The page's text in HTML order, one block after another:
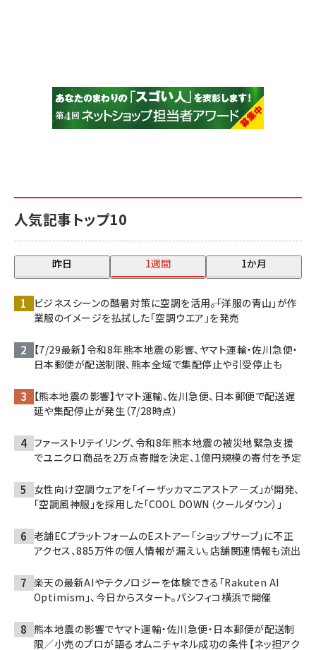
人気記事トップ10
昨日 1週間 1か月
ビジネスシーンの酷暑対策に空調を活用――。「洋服の青山」が作
業服のイメージを払拭した「空調ウエア」を発売
【7/29最新】令和8年熊本地震の影響、ヤマト運輸・佐川急便・
日本郵便が配送制限、熊本全域で集配停止や引受停止も
【熊本地震の影響】ヤマト運輸、佐川急便、日本郵便で配送遅
延や集配停止が発生（7/28時点）
ファーストリテイリング、令和8年熊本地震の被災地緊急支援
でユニクロ商品を2万点寄贈を決定、1億円規模の寄付を予定
女性向け空調ウェアを「イーザッカマニアストア―ズ」が開発、
「空調風神服」を採用した「COOL DOWN（クールダウン）」
老舗ECプラットフォームのEストアー「ショップサーブ」に不正
アクセス、885万件の個人情報が漏えい。店舗関連情報も流出
楽天の最新AIやテクノロジーを体験できる「Rakuten AI
Optimism」、今日からスタート。パシフィコ横浜で開催
熊本地震の影響でヤマト運輸・佐川急便・日本郵便が配送制
限／小売のプロが語るオムニチャネル成功の条件【ネッ担アク